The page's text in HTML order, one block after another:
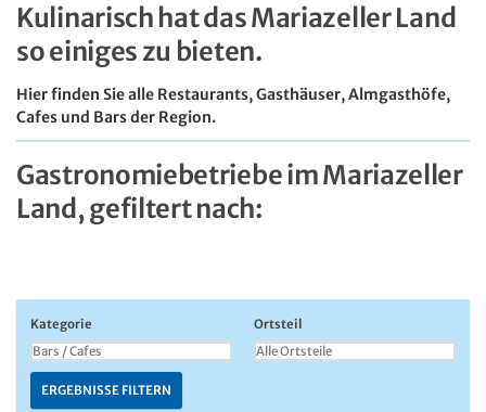
Kulinarisch hat das Mariazeller Land
so einiges zu bieten.
Hier finden Sie alle Restaurants, Gasthäuser, Almgasthöfe,
Cafes und Bars der Region.
Gastronomiebetriebe im Mariazeller
Land, gefiltert nach:
Kategorie Ortsteil
ERGEBNISSE FILTERN